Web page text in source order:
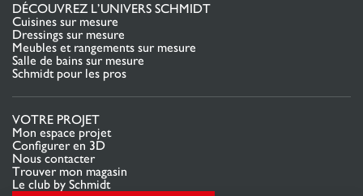
DÉCOUVREZ L’UNIVERS SCHMIDT
Cuisines sur mesure
Dressings sur mesure
Meubles et rangements sur mesure
Salle de bains sur mesure
Schmidt pour les pros
VOTRE PROJET
Mon espace projet
Configurer en 3D
Nous contacter
Trouver mon magasin
Le club by Schmidt